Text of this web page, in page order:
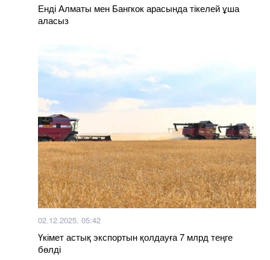
Енді Алматы мен Бангкок арасында тікелей ұша
аласыз
02.12.2025, 05:42
Үкімет астық экспортын қолдауға 7 млрд теңге
бөлді